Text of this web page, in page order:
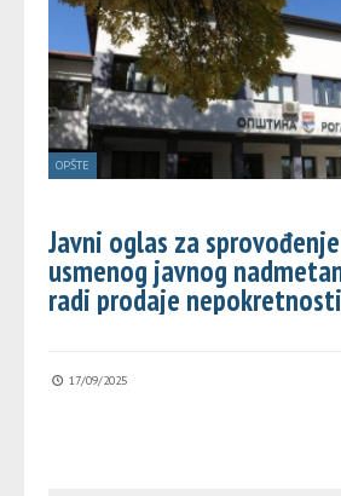
OPŠTE
Javni oglas za
usmenog javnog
radi prodaje
17/09/2025